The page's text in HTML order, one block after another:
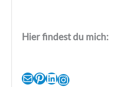
Hier findest du mich:
E-Mail Pinterest LinkedIn Instagram